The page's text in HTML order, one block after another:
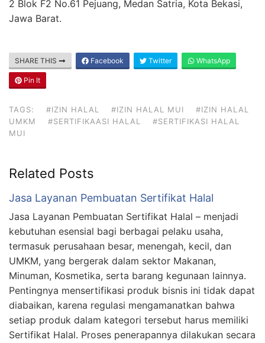
2 Blok F2 No.61 Pejuang, Medan Satria, Kota Bekasi,
Jawa Barat.
SHARE THIS Facebook Twitter WhatsApp
Pin It
TAGS: #IZIN HALAL #IZIN HALAL MUI
#IZIN HALAL
UMKM
#SERTIFIKAASI HALAL
#SERTIFIKASI HALAL
MUI
Related Posts
Jasa Layanan Pembuatan Sertifikat Halal
Jasa Layanan Pembuatan Sertifikat Halal – menjadi
kebutuhan esensial bagi berbagai pelaku usaha,
termasuk perusahaan besar, menengah, kecil, dan
UMKM, yang bergerak dalam sektor Makanan,
Minuman, Kosmetika, serta barang kegunaan lainnya.
Pentingnya mensertifikasi produk bisnis ini tidak dapat
diabaikan, karena regulasi mengamanatkan bahwa
setiap produk dalam kategori tersebut harus memiliki
Sertifikat Halal. Proses penerapannya dilakukan secara